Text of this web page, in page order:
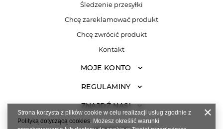
Śledzenie przesyłki
Chcę zareklamować produkt
Chcę zwrócić produkt
Kontakt
MOJE KONTO
REGULAMINY
ZNAJDŹ NAS!
Strona korzysta z plików cookie w celu realizacji usług zgodnie z
Polityką dotyczącą cookies. Możesz określić warunki